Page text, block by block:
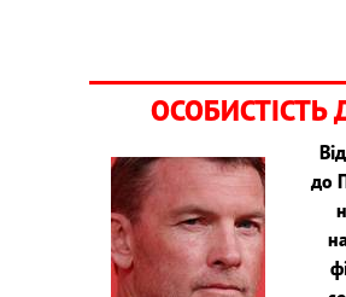
ОСОБИСТІСТЬ
до